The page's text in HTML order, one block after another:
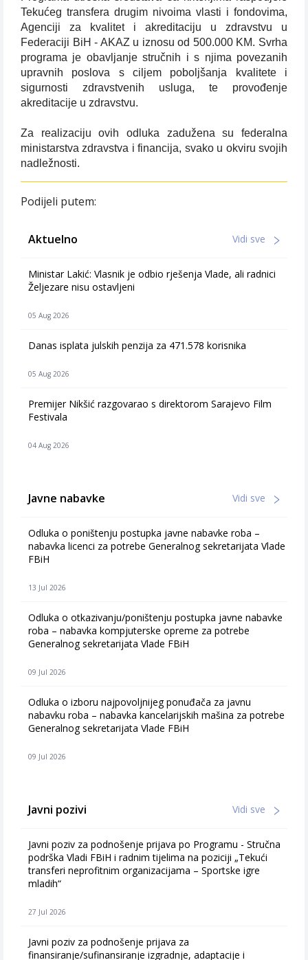
Tekućeg transfera drugim nivoima vlasti i fondovima,
Agenciji za kvalitet i akreditaciju u zdravstvu u
Federaciji BiH - AKAZ u iznosu od 500.000 KM. Svrha
programa je obavljanje stručnih i s njima povezanih
upravnih poslova s ciljem poboljšanja kvalitete i
sigurnosti zdravstvenih usluga, te provođenje
akreditacije u zdravstvu.
Za realizaciju ovih odluka zadužena su federalna
ministarstva zdravstva i financija, svako u okviru svojih
nadležnosti.
Podijeli putem:
Aktuelno Vidi sve
Ministar Lakić: Vlasnik je odbio rješenja Vlade, ali radnici
Željezare nisu ostavljeni
05 Aug 2026
Danas isplata julskih penzija za 471.578 korisnika
05 Aug 2026
Premijer Nikšić razgovarao s direktorom Sarajevo Film
Festivala
04 Aug 2026
Javne nabavke Vidi sve
Odluka o poništenju postupka javne nabavke roba –
nabavka licenci za potrebe Generalnog sekretarijata Vlade
FBiH
13 Jul 2026
Odluka o otkazivanju/poništenju postupka javne nabavke
roba – nabavka kompjuterske opreme za potrebe
Generalnog sekretarijata Vlade FBiH
09 Jul 2026
Odluka o izboru najpovoljnijeg ponuđača za javnu
nabavku roba – nabavka kancelarijskih mašina za potrebe
Generalnog sekretarijata Vlade FBiH
09 Jul 2026
Javni pozivi Vidi sve
Javni poziv za podnošenje prijava po Programu - Stručna
podrška Vladi FBiH i radnim tijelima na poziciji „Tekući
transferi neprofitnim organizacijama – Sportske igre
mladih“
27 Jul 2026
Javni poziv za podnošenje prijava za
finansiranje/sufinansiranje izgradnje, adaptacije i